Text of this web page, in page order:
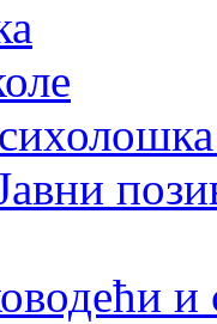
и